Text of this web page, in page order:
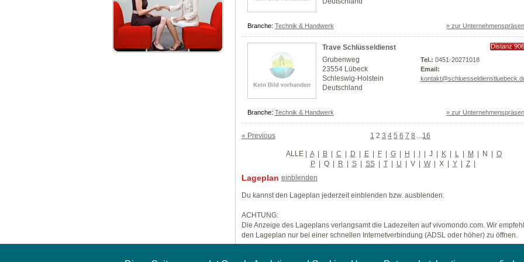
Branche: Technik & Handwerk » zur
Trave Schlüsseldienst
Distanz
Grubenweg
23554 Lübeck
Schleswig-Holstein
Deutschland
Tel.: 0451-20271018
Email:
Branche: Technik & Handwerk » zur
« Previous 1 2 3 4 5 6 7 8 16
ALLE| A | B | C | D | E | F | G | H | I | J | K | L | M | N | O
P | Q | R | S | SS | T | U | V | W | X | Y | Z |
Lageplan einblenden
Du kannst den Lageplan jederzeit einblenden bzw. ausblenden.
ACHTUNG:
Die Anzeige des Lageplans verlangsamt die Ladezeiten auf vivomondo.com. Wir
den Lageplan nur bei einer schnellen Internetverbindung (ADSL oder höher) zu öffnen.